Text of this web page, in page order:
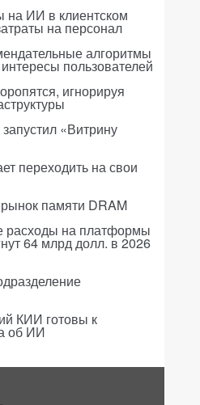
на ИИ в клиентском
на персонал
алгоритмы
пользователей
игнорируя
«Витрину
переходить на свои
памяти DRAM
расходы на платформы
64 млрд долл. в 2026
КИИ готовы к
об ИИ